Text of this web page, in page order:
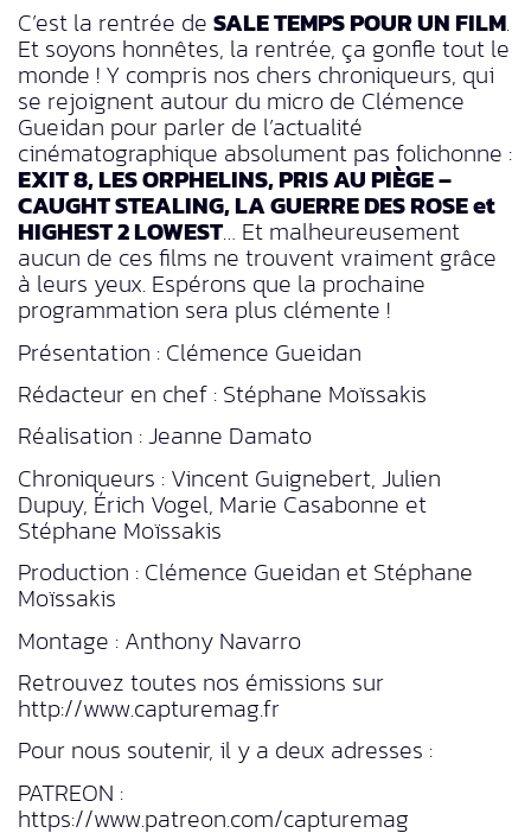
C’est la rentrée de SALE TEMPS POUR UN FILM.
Et soyons honnêtes, la rentrée, ça gonfle tout le
monde ! Y compris nos chers chroniqueurs, qui
se rejoignent autour du micro de Clémence
Gueidan pour parler de l’actualité
cinématographique absolument pas folichonne :
EXIT 8, LES ORPHELINS, PRIS AU PIÈGE –
CAUGHT STEALING, LA GUERRE DES ROSE et
HIGHEST 2 LOWEST… Et malheureusement
aucun de ces films ne trouvent vraiment grâce
à leurs yeux. Espérons que la prochaine
programmation sera plus clémente !
Présentation : Clémence Gueidan
Rédacteur en chef : Stéphane Moïssakis
Réalisation : Jeanne Damato
Chroniqueurs : Vincent Guignebert, Julien
Dupuy, Érich Vogel, Marie Casabonne et
Stéphane Moïssakis
Production : Clémence Gueidan et Stéphane
Moïssakis
Montage : Anthony Navarro
Retrouvez toutes nos émissions sur
http://www.capturemag.fr
Pour nous soutenir, il y a deux adresses :
PATREON :
https://www.patreon.com/capturemag